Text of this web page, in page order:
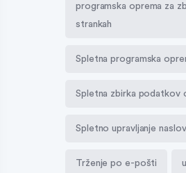
programska oprema za
strankah
Spletna programska
Spletna zbirka podatkov
Spletno upravljanje
Trženje po e-pošti